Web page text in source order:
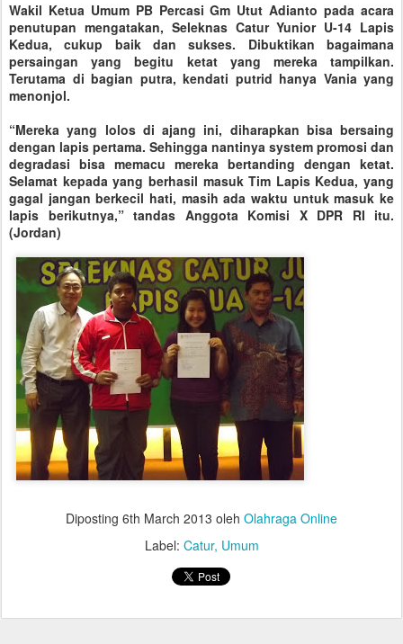
Wakil Ketua Umum PB Percasi Gm Utut Adianto pada acara
penutupan mengatakan, Seleknas Catur Yunior U-14 Lapis
Kedua, cukup baik dan sukses. Dibuktikan bagaimana
persaingan yang begitu ketat yang mereka tampilkan.
Terutama di bagian putra, kendati putrid hanya Vania yang
menonjol.
“Mereka yang lolos di ajang ini, diharapkan bisa bersaing
dengan lapis pertama. Sehingga nantinya system promosi dan
degradasi bisa memacu mereka bertanding dengan ketat.
Selamat kepada yang berhasil masuk Tim Lapis Kedua, yang
gagal jangan berkecil hati, masih ada waktu untuk masuk ke
lapis berikutnya,” tandas Anggota Komisi X DPR RI itu.
(Jordan)
Diposting 6th March 2013 oleh Olahraga Online
Label: Catur Umum